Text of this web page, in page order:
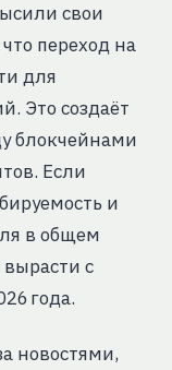
свои
переход на
для
Это создаёт
блокчейнами
Если
и
в общем
с
года.
новостями,